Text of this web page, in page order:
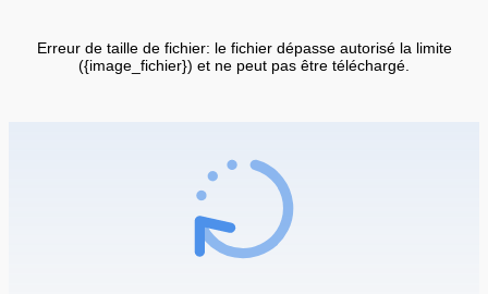
Erreur de taille de fichier: le fichier dépasse autorisé la limite
({image_fichier}) et ne peut pas être téléchargé.